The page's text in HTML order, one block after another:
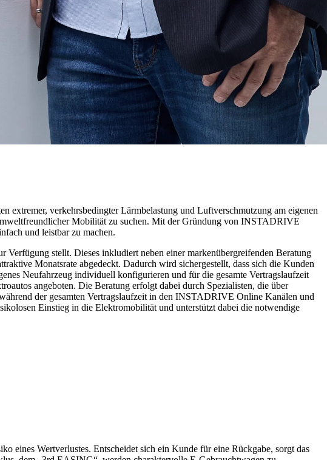
verkehrsbedingter Lärmbelastung und Luftverschmutzung am eigenen
Mobilität zu suchen. Mit der Gründung von INSTADRIVE
und leistbar zu machen.
stellt. Dieses inkludiert neben einer markenübergreifenden Beratung
Monatsrate abgedeckt. Dadurch wird sichergestellt, dass sich die Kunden
Neufahrzeug individuell konfigurieren und für die gesamte Vertragslaufzeit
angeboten. Die Beratung erfolgt dabei durch Spezialisten, die über
der gesamten Vertragslaufzeit in den INSTADRIVE Online Kanälen und
Einstieg in die Elektromobilität und unterstützt dabei die notwendige
Wertverlustes. Entscheidet sich ein Kunde für eine Rückgabe, sorgt das